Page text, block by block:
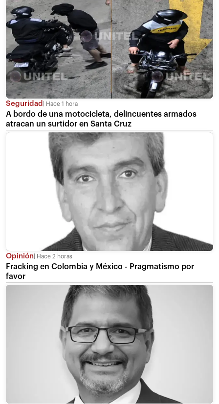
Seguridad Hace 1 hora
A bordo de una motocicleta, delincuentes armados
atracan un surtidor en Santa Cruz
Opinión Hace 2 horas
Fracking en Colombia y México - Pragmatismo por
favor